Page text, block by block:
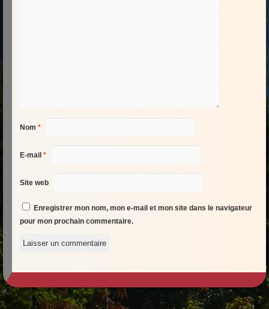
Nom *
E-mail *
Site web
Enregistrer mon nom, mon e-mail et mon site dans le navigateur
pour mon prochain commentaire.